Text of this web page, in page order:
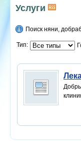
Услуги
Поиск няни,
Тип: